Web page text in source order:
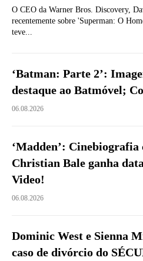
O CEO da Warner Bros. Discovery,
recentemente sobre 'Superman: O
teve...
‘Batman: Parte 2’:
destaque ao Batmóvel;
06.08.2026
‘Madden’: Cinebiografia
Christian Bale ganha
Video!
06.08.2026
Dominic West e Sienna
caso de divórcio do